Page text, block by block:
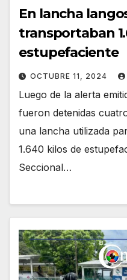
En lancha
transportaban
estupefaciente
OCTUBRE 11, 2024
Luego de la alerta
fueron detenidas
una lancha utilizada
1.640 kilos de
Seccional…